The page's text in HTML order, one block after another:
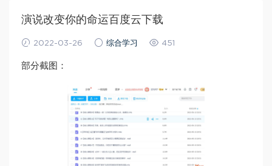
演说改变你的命运百度云下载
2022-03-26 综合学习 451
部分截图：